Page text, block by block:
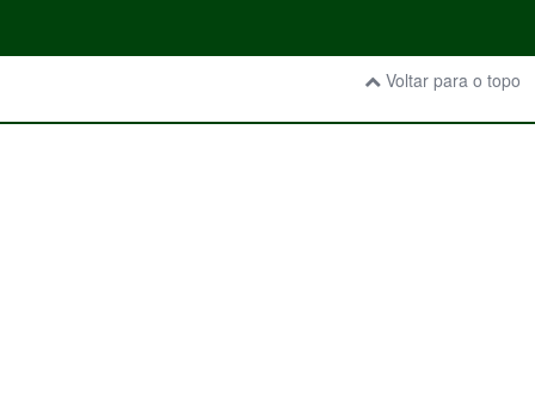
Voltar para o topo